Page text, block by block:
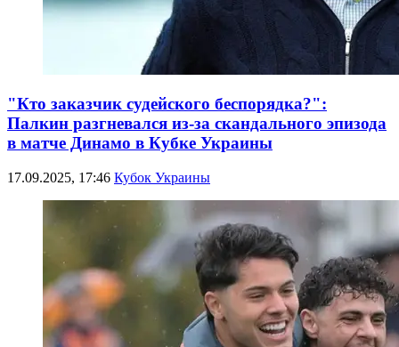
"Кто заказчик судейского беспорядка?":
Палкин разгневался из-за скандального эпизода
в матче Динамо в Кубке Украины
17.09.2025, 17:46 Кубок Украины